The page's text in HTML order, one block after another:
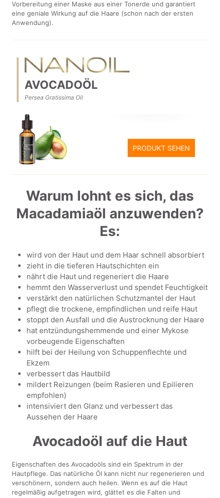
Vorbereitung einer Maske aus einer Tonerde und garantiert
eine geniale Wirkung auf die Haare (schon nach der ersten
Anwendung).
AVOCADOÖL
Persea Gratissima Oil
PRODUKT SEHEN
Warum lohnt es sich, das
Macadamiaöl anzuwenden?
Es:
wird von der Haut und dem Haar schnell absorbiert
zieht in die tieferen Hautschichten ein
nährt die Haut und regeneriert die Haare
hemmt den Wasserverlust und spendet Feuchtigkeit
verstärkt den natürlichen Schutzmantel der Haut
pflegt die trockene, empfindlichen und reife Haut
stoppt den Ausfall und die Austrocknung der Haare
hat entzündungshemmende und einer Mykose
vorbeugende Eigenschaften
hilft bei der Heilung von Schuppenflechte und
Ekzem
verbessert das Hautbild
mildert Reizungen (beim Rasieren und Epilieren
empfohlen)
intensiviert den Glanz und verbessert das
Aussehen der Haare
Avocadoöl auf die Haut
Eigenschaften des Avocadoöls sind ein Spektrum in der
Hautpflege. Das natürliche Öl kann nicht nur regenerieren und
verschönern, sondern auch heilen. Wenn es auf die Haut
regelmäßig aufgetragen wird, glättet es die Falten und